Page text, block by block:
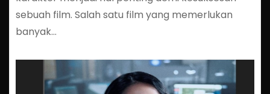
sebuah film. Salah satu film yang memerlukan
banyak…